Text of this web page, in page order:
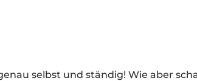
selbst und ständig! Wie aber